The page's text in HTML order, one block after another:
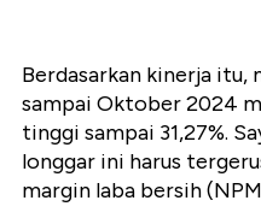
Berdasarkan kinerja itu,
sampai Oktober 2024
tinggi sampai 31,27%.
longgar ini harus
margin laba bersih